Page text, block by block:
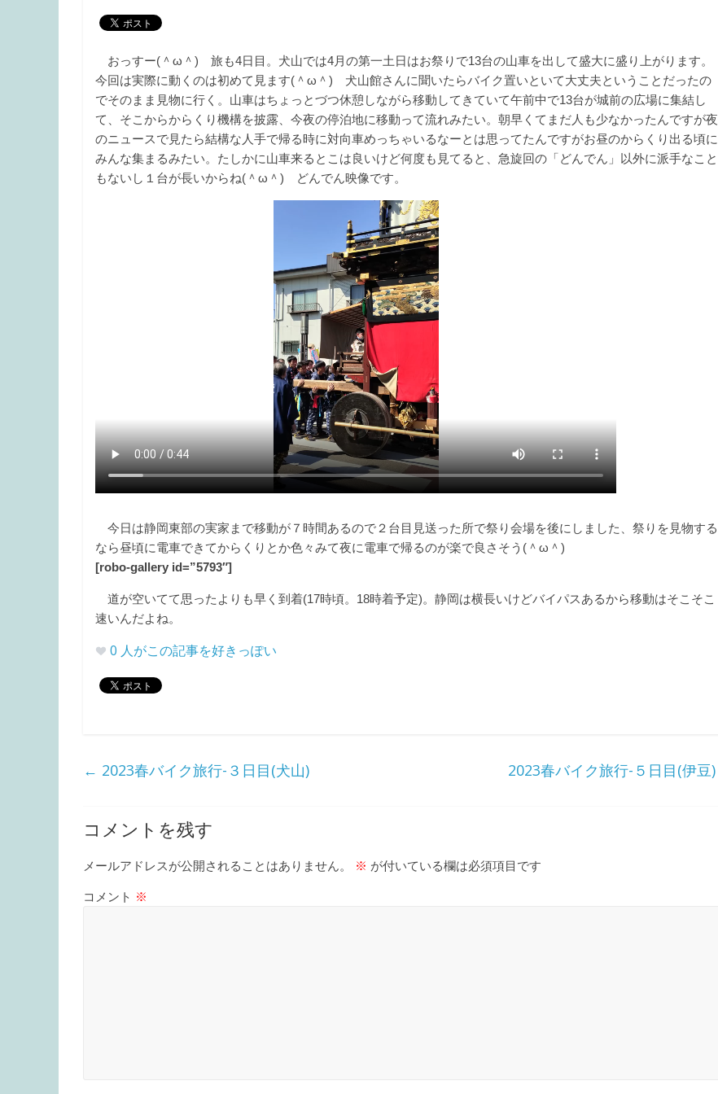
おっすー(＾ω＾) 旅も4日目。犬山では4月の第一土日はお祭りで13台の山車を出して盛大に盛り上がります。
今回は実際に動くのは初めて見ます(＾ω＾) 犬山館さんに聞いたらバイク置いといて大丈夫ということだったの
でそのまま見物に行く。山車はちょっとづつ休憩しながら移動してきていて午前中で13台が城前の広場に集結し
て、そこからからくり機構を披露、今夜の停泊地に移動って流れみたい。朝早くてまだ人も少なかったんですが夜
のニュースで見たら結構な人手で帰る時に対向車めっちゃいるなーとは思ってたんですがお昼のからくり出る頃に
みんな集まるみたい。たしかに山車来るとこは良いけど何度も見てると、急旋回の「どんでん」以外に派手なこと
もないし１台が長いからね(＾ω＾) どんでん映像です。
今日は静岡東部の実家まで移動が７時間あるので２台目見送った所で祭り会場を後にしました、祭りを見物する
なら昼頃に電車できてからくりとか色々みて夜に電車で帰るのが楽で良さそう(＾ω＾)
[robo-gallery id=”5793″]
道が空いてて思ったよりも早く到着(17時頃。18時着予定)。静岡は横長いけどバイパスあるから移動はそこそこ
速いんだよね。
0 人がこの記事を好きっぽい
← 2023春バイク旅行-３日目(犬山) 2023春バイク旅行-５日目(伊豆)
コメントを残す
メールアドレスが公開されることはありません。 ※ が付いている欄は必須項目です
コメント ※